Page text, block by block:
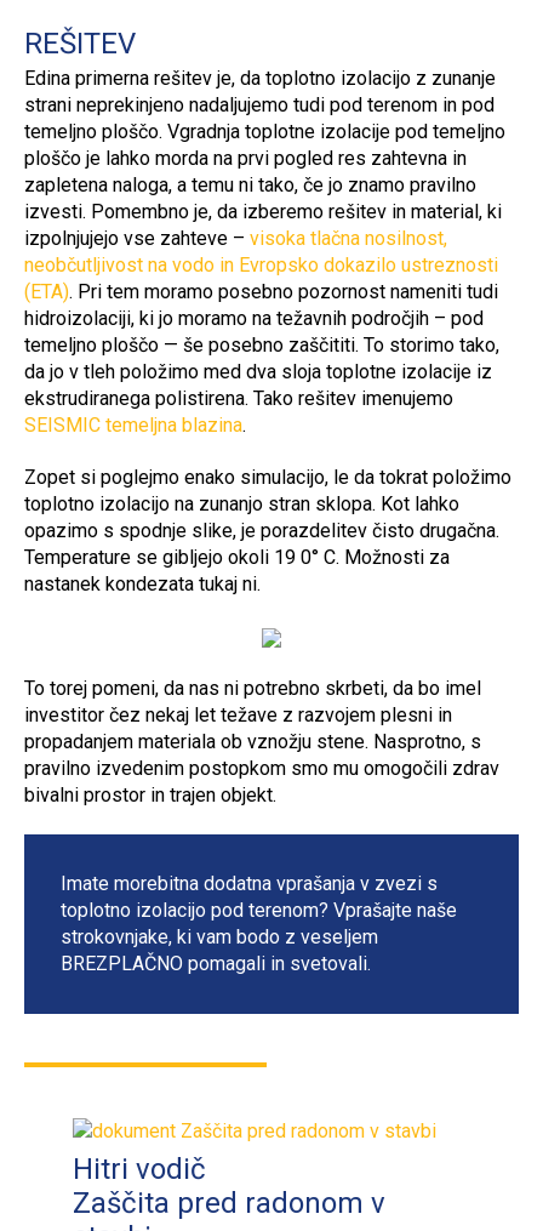
REŠITEV
Edina primerna rešitev je, da toplotno izolacijo z zunanje
strani neprekinjeno nadaljujemo tudi pod terenom in pod
temeljno ploščo. Vgradnja toplotne izolacije pod temeljno
ploščo je lahko morda na prvi pogled res zahtevna in
zapletena naloga, a temu ni tako, če jo znamo pravilno
izvesti. Pomembno je, da izberemo rešitev in material, ki
izpolnjujejo vse zahteve – visoka tlačna nosilnost,
neobčutljivost na vodo in Evropsko dokazilo ustreznosti
(ETA). Pri tem moramo posebno pozornost nameniti tudi
hidroizolaciji, ki jo moramo na težavnih področjih – pod
temeljno ploščo — še posebno zaščititi. To storimo tako,
da jo v tleh položimo med dva sloja toplotne izolacije iz
ekstrudiranega polistirena. Tako rešitev imenujemo
SEISMIC temeljna blazina.
Zopet si poglejmo enako simulacijo, le da tokrat položimo
toplotno izolacijo na zunanjo stran sklopa. Kot lahko
opazimo s spodnje slike, je porazdelitev čisto drugačna.
Temperature se gibljejo okoli 19 0° C. Možnosti za
nastanek kondezata tukaj ni.
To torej pomeni, da nas ni potrebno skrbeti, da bo imel
investitor čez nekaj let težave z razvojem plesni in
propadanjem materiala ob vznožju stene. Nasprotno, s
pravilno izvedenim postopkom smo mu omogočili zdrav
bivalni prostor in trajen objekt.
Imate morebitna dodatna vprašanja v zvezi s
toplotno izolacijo pod terenom? Vprašajte naše
strokovnjake, ki vam bodo z veseljem
BREZPLAČNO pomagali in svetovali.
Hitri vodič
Zaščita pred radonom v